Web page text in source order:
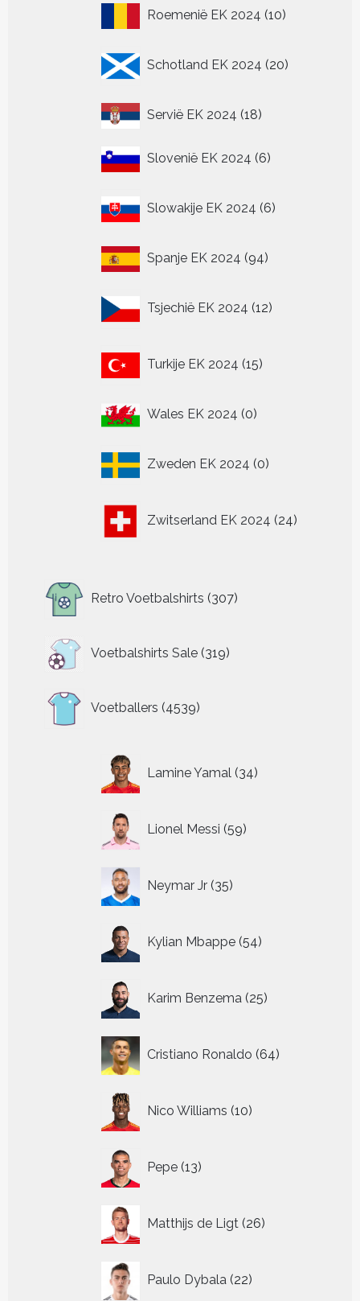
Roemenië EK 2024 1010
Schotland EK 2024 20
producten
Servië EK 2024 1818
Slovenië EK 2024 66
Slowakije EK 2024 6
producten
Spanje EK 2024 9494
Tsjechië EK 2024 12
producten
Turkije EK 2024 15
producten
Wales EK 2024 00
Zweden EK 2024 0
producten
Zwitserland EK 2024 24
producten
Retro Voetbalshirts 307
producten
Voetbalshirts Sale 319
319
producten
Voetballers 4539
producten
Lamine Yamal 34
producten
Lionel Messi 59
producten
Neymar Jr 35
producten
Kylian Mbappe 54
producten
Karim Benzema 25
producten
Cristiano Ronaldo 64
producten
Nico Williams 10
producten
Pepe 13
producten
Matthijs de Ligt 26
producten
Paulo Dybala 22
producten